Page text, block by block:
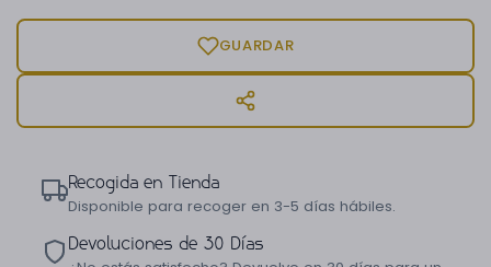
GUARDAR
Recogida en Tienda
Disponible para recoger en 3-5 días hábiles.
Devoluciones de 30 Días